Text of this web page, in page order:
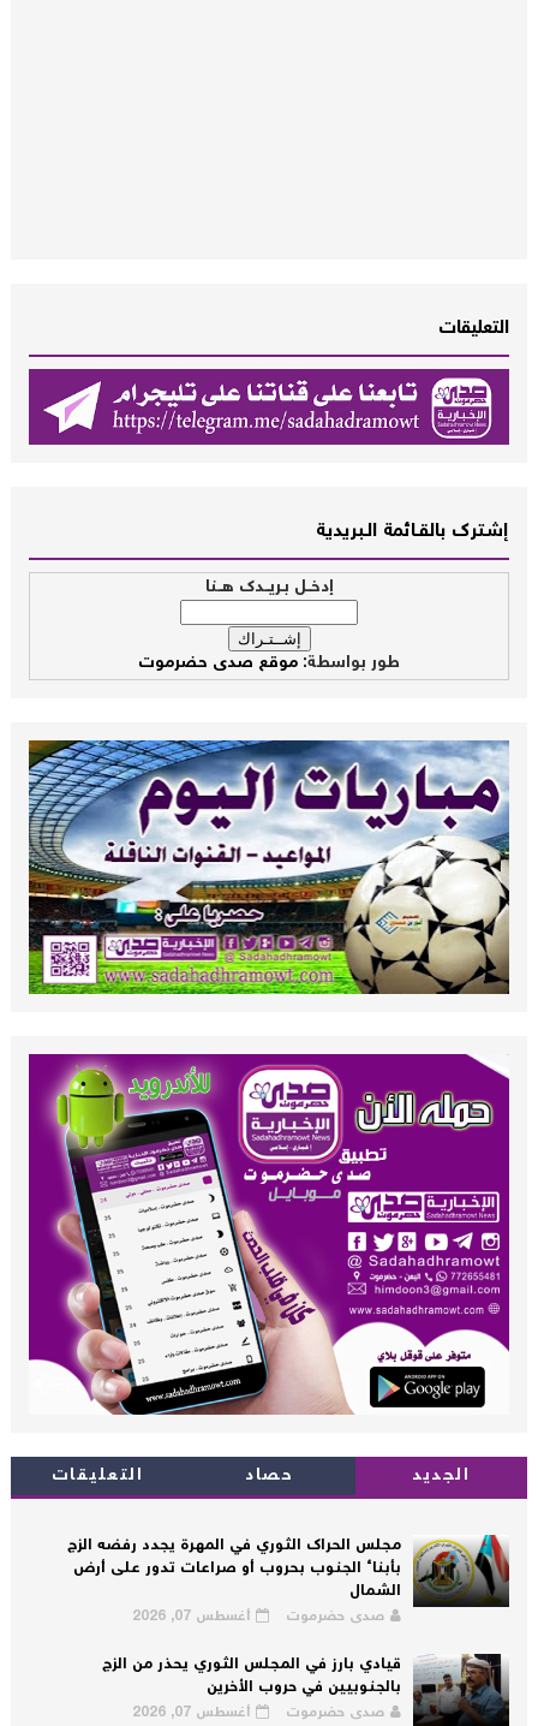
التعليقات
إشــترك بالقـــائمة الــبريدية
إدخــل بـريــدك هــنا
طور بواسطة:موقع صدى حضرموت
الجديد حصاد التعليقات
مجلس الحراك الثوري في المهرة يجدد رفضه الزج
بأبناء الجنوب بحروب أو صراعات تدور على أرض
الشمال
صدى حضرموت أغسطس 07, 2026
قيادي بارز في المجلس الثوري يحذر من الزج
بالجنوبيين في حروب الأخرين
صدى حضرموت أغسطس 07, 2026